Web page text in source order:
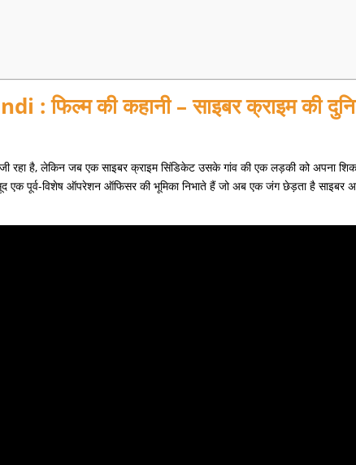
की कहानी – साइबर क्राइम की
रहा है, लेकिन जब एक साइबर क्राइम सिंडिकेट उसके गांव की एक लड़की को अपना
एक पूर्व-विशेष ऑपरेशन ऑफिसर की भूमिका निभाते हैं जो अब एक जंग छेड़ता है साइबर